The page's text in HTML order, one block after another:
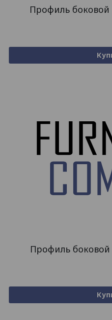
Профиль боковой
Профиль боковой